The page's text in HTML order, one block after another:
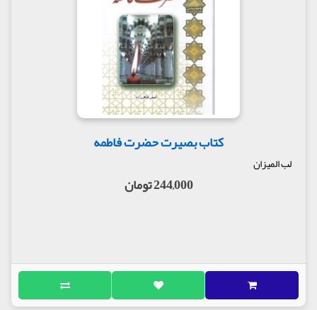
کتاب بصیرت حضرت فاطمه
لب المیزان
244,000 تومان